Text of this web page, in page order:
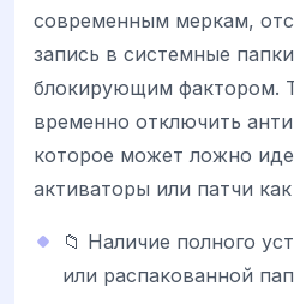
современным меркам,
запись в системные
блокирующим фактором.
временно отключить
которое может ложно
активаторы или патчи как
📁 Наличие полного
или распакованной